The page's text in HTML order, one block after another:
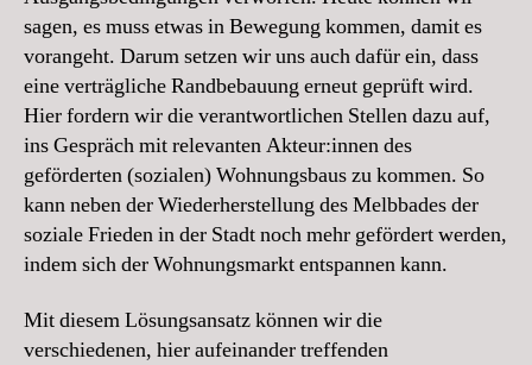
sagen, es muss etwas in Bewegung kommen, damit es
vorangeht. Darum setzen wir uns auch dafür ein, dass
eine verträgliche Randbebauung erneut geprüft wird.
Hier fordern wir die verantwortlichen Stellen dazu auf,
ins Gespräch mit relevanten Akteur:innen des
geförderten (sozialen) Wohnungsbaus zu kommen. So
kann neben der Wiederherstellung des Melbbades der
soziale Frieden in der Stadt noch mehr gefördert werden,
indem sich der Wohnungsmarkt entspannen kann.
Mit diesem Lösungsansatz können wir die
verschiedenen, hier aufeinander treffenden